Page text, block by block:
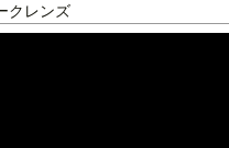
クレンズ